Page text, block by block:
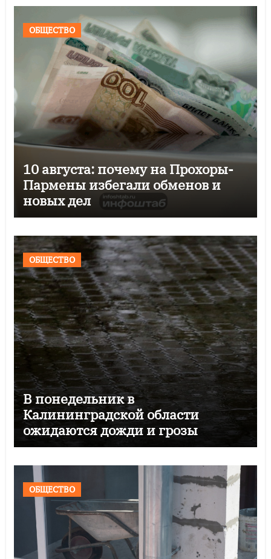
ОБЩЕСТВО
10 августа: почему на Прохоры-
Пармены избегали обменов и
новых дел
ОБЩЕСТВО
В понедельник в
Калининградской области
ожидаются дожди и грозы
ОБЩЕСТВО